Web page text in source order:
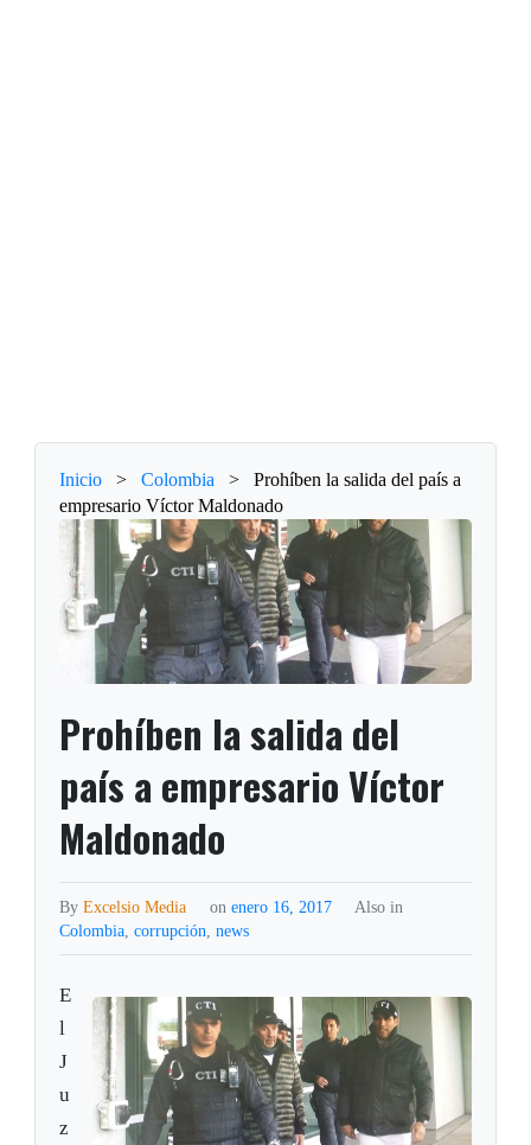
Inicio > Colombia >
Prohíben la salida del país a
empresario Víctor Maldonado
Prohíben la salida del
país a empresario Víctor
Maldonado
ByExcelsio Media on enero 16, 2017
Also in
Colombia,corrupción,news
E
l
J
u
z